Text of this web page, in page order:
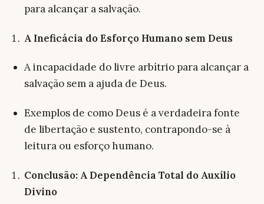
para alcançar a salvação.
A Ineficácia do Esforço Humano sem Deus
A incapacidade do livre arbítrio para alcançar a
salvação sem a ajuda de Deus.
Exemplos de como Deus é a verdadeira fonte
de libertação e sustento, contrapondo-se à
leitura ou esforço humano.
Conclusão: A Dependência Total do Auxílio
Divino